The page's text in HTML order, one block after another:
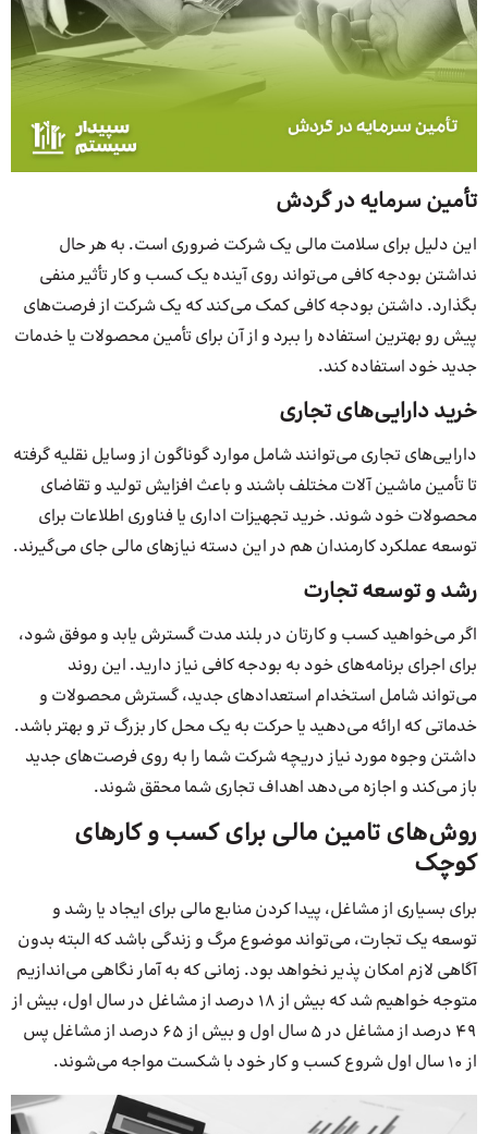
تأمین سرمایه در گردش
این دلیل برای سلامت مالی یک شرکت ضروری است. به هر حال
نداشتن بودجه کافی می‌تواند روی آینده یک کسب و کار تأثیر منفی
بگذارد. داشتن بودجه کافی کمک می‌کند که یک شرکت از فرصت‌های
پیش رو بهترین استفاده را ببرد و از آن برای تأمین محصولات یا خدمات
جدید خود استفاده کند.
خرید دارایی‌های تجاری
دارایی‌های تجاری می‌توانند شامل موارد گوناگون از وسایل نقلیه گرفته
تا تأمین ماشین آلات مختلف باشند و باعث افزایش تولید و تقاضای
محصولات خود شوند. خرید تجهیزات اداری یا فناوری اطلاعات برای
توسعه عملکرد کارمندان هم در این دسته نیازهای مالی جای می‌گیرند.
رشد و توسعه تجارت
اگر می‌خواهید کسب و کارتان در بلند مدت گسترش یابد و موفق شود،
برای اجرای برنامه‌های خود به بودجه کافی نیاز دارید. این روند
می‌تواند شامل استخدام استعدادهای جدید، گسترش محصولات و
خدماتی که ارائه می‌دهید یا حرکت به یک محل کار بزرگ ‌تر و بهتر باشد.
داشتن وجوه مورد نیاز دریچه شرکت شما را به روی فرصت‌های جدید
باز می‌کند و اجازه می‌دهد اهداف تجاری شما محقق شوند.
روش‌های تامین مالی برای کسب و کارهای
کوچک
برای بسیاری از مشاغل، پیدا کردن منابع مالی برای ایجاد یا رشد و
توسعه یک تجارت، می‌تواند موضوع مرگ و زندگی باشد که البته بدون
آگاهی لازم امکان پذیر نخواهد بود. زمانی که به آمار نگاهی می‌اندازیم
متوجه خواهیم شد که بیش از 18 درصد از مشاغل در سال اول، بیش از
49 درصد از مشاغل در 5 سال اول و بیش از 65 درصد از مشاغل پس
از 10 سال اول شروع کسب و کار خود با شکست مواجه می‌شوند.